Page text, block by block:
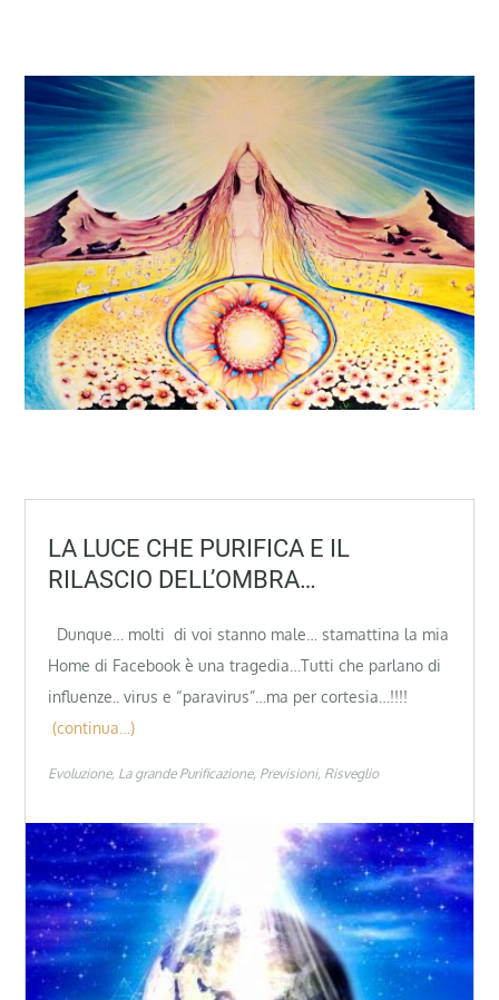
LA LUCE CHE PURIFICA E IL
RILASCIO DELL’OMBRA…
Dunque… molti di voi stanno male… stamattina la mia
Home di Facebook è una tragedia…Tutti che parlano di
influenze.. virus e “paravirus”…ma per cortesia…!!!!
(continua…)
Evoluzione La grande Purificazione Previsioni Risveglio